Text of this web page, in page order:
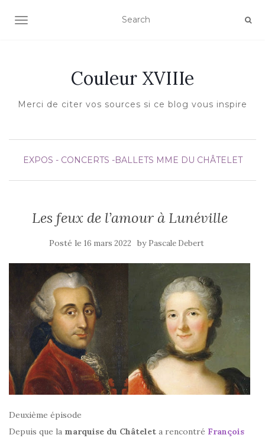
AFFICHER/MASQUER LA NAVIGATION
Couleur XVIIIe
Merci de citer vos sources si ce blog vous inspire
EXPOS - CONCERTS -BALLETS MME DU CHÂTELET
Les feux de l’amour à Lunéville
Posté le 16 mars 2022 by Pascale Debert
Deuxième épisode
Depuis que la marquise du Châtelet a rencontré François